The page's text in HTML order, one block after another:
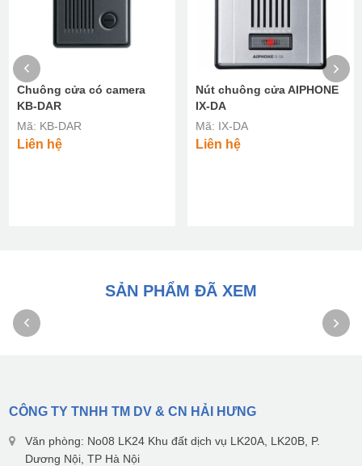
Chuông cửa có camera
KB-DAR
Mã: KB-DAR
Liên hệ
Nút chuông cửa AIPHONE
IX-DA
Mã: IX-DA
Liên hệ
SẢN PHẨM ĐÃ XEM
CÔNG TY TNHH TM DV & CN HẢI HƯNG
Văn phòng: No08 LK24 Khu đất dịch vụ LK20A, LK20B, P.
Dương Nội, TP Hà Nội